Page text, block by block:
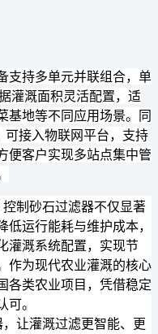
支持多单元并联组合，单
灌溉面积灵活配置，适
基地等不同应用场景。同
接入物联网平台，支持
便客户实现多站点集中管
制砂石过滤器不仅显著
运行能耗与维护成本，
灌溉系统配置，实现节
作为现代农业灌溉的核心
各类农业项目，凭借稳定
。
让灌溉过滤更智能、更